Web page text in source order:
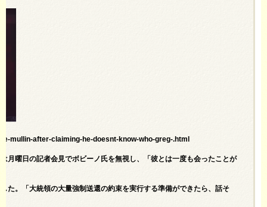
mullin-after-claiming-he-doesnt-know-who-greg-.html
月曜日の記者会見でボビーノ氏を無視し、「彼とは一度も会ったことが
た。「大統領の大量強制送還の約束を実行する準備ができたら、話そ